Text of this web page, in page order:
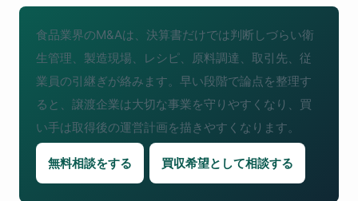
食品業界のM&Aは、決算書だけでは判断しづらい衛
生管理、製造現場、レシピ、原料調達、取引先、従
業員の引継ぎが絡みます。早い段階で論点を整理す
ると、譲渡企業は大切な事業を守りやすくなり、買
い手は取得後の運営計画を描きやすくなります。
無料相談をする 買収希望として相談する